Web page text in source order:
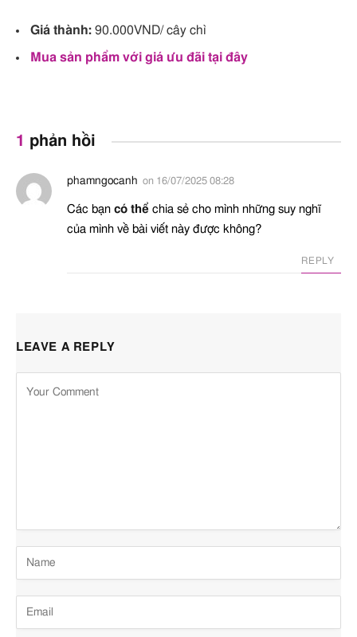
Giá thành: 90.000VND/ cây chì
Mua sản phẩm với giá ưu đãi tại đây
1 phản hồi
phamngocanh on 16/07/2025 08:28
Các bạn có thể chia sẻ cho mình những suy nghĩ
của mình về bài viết này được không?
REPLY
LEAVE A REPLY